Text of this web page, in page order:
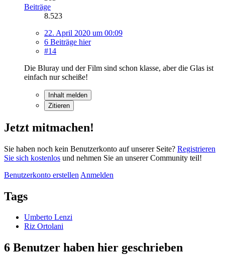
Beiträge
8.523
22. April 2020 um 00:09
6 Beiträge hier
#14
Die Bluray und der Film sind schon klasse, aber die Glas ist
einfach nur scheiße!
Inhalt melden
Zitieren
Jetzt mitmachen!
Sie haben noch kein Benutzerkonto auf unserer Seite? Registrieren
Sie sich kostenlos und nehmen Sie an unserer Community teil!
Benutzerkonto erstellen Anmelden
Tags
Umberto Lenzi
Riz Ortolani
6 Benutzer haben hier geschrieben